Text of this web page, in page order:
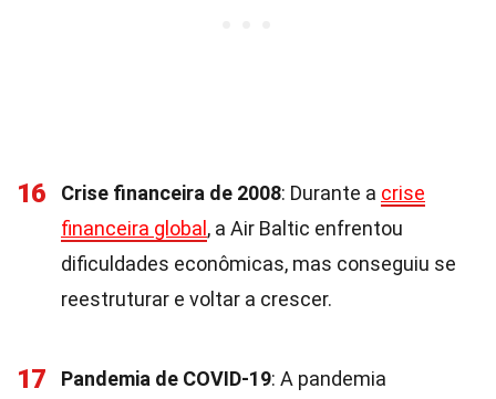
16 Crise financeira de 2008: Durante a crise
financeira global , a Air Baltic enfrentou
dificuldades econômicas, mas conseguiu se
reestruturar e voltar a crescer.
17 Pandemia de COVID-19: A pandemia